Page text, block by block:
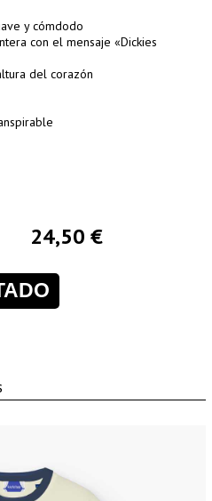
y cómdodo
con el mensaje «Dickies
del corazón
24,50 €